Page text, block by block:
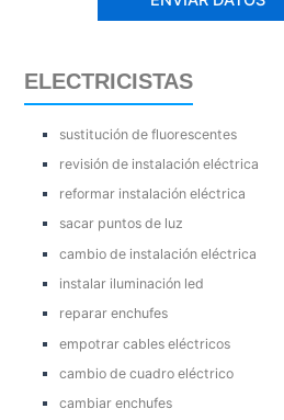
ELECTRICISTAS
sustitución de fluorescentes
revisión de instalación eléctrica
reformar instalación eléctrica
sacar puntos de luz
cambio de instalación eléctrica
instalar iluminación led
reparar enchufes
empotrar cables eléctricos
cambio de cuadro eléctrico
cambiar enchufes